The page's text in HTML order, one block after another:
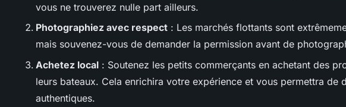
vous ne trouverez nulle part ailleurs.
Photographiez avec respect : Les marchés flottants sont
mais souvenez-vous de demander la permission avant de
Achetez local : Soutenez les petits commerçants en achetant des
leurs bateaux. Cela enrichira votre expérience et vous permettra de
authentiques.